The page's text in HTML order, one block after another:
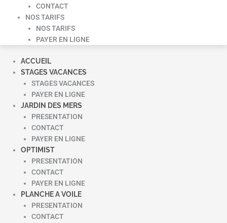
CONTACT
NOS TARIFS
NOS TARIFS
PAYER EN LIGNE
ACCUEIL
STAGES VACANCES
STAGES VACANCES
PAYER EN LIGNE
JARDIN DES MERS
PRESENTATION
CONTACT
PAYER EN LIGNE
OPTIMIST
PRESENTATION
CONTACT
PAYER EN LIGNE
PLANCHE A VOILE
PRESENTATION
CONTACT